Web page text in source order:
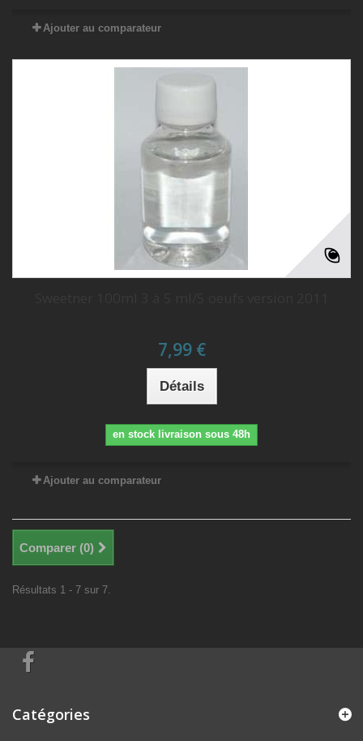
Ajouter au comparateur
7,99 €
Détails
en stock livraison sous 48h
Ajouter au comparateur
Comparer (0)
Résultats 1 - 7 sur 7.
Catégories